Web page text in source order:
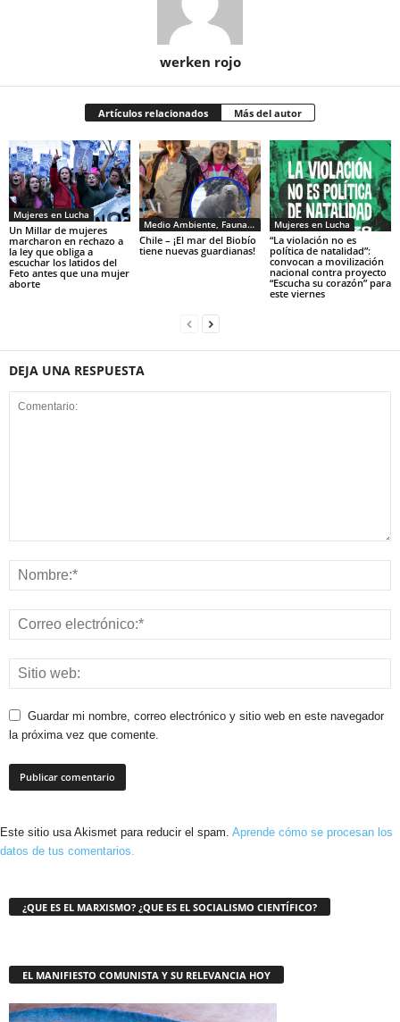
werken rojo
Artículos relacionados Más del autor
Mujeres en Lucha
Un Millar de mujeres
marcharon en rechazo a
la ley que obliga a
escuchar los latidos del
Feto antes que una mujer
aborte
Medio Ambiente, Fauna y Sociedad
Chile – ¡El mar del Biobío
tiene nuevas guardianas!
Mujeres en Lucha
“La violación no es
política de natalidad”:
convocan a movilización
nacional contra proyecto
“Escucha su corazón” para
este viernes
DEJA UNA RESPUESTA
Guardar mi nombre, correo electrónico y sitio web en este navegador
la próxima vez que comente.
Este sitio usa Akismet para reducir el spam. Aprende cómo se procesan los
datos de tus comentarios.
¿QUE ES EL MARXISMO? ¿QUE ES EL SOCIALISMO CIENTÍFICO?
EL MANIFIESTO COMUNISTA Y SU RELEVANCIA HOY